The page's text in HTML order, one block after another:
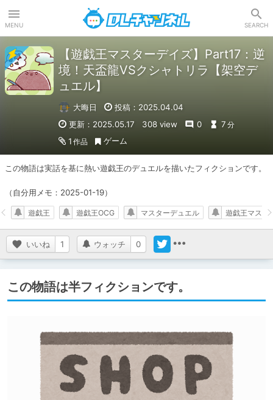
MENU SEARCH
【遊戯王マスターデイズ】Part17：逆
境！天盃龍VSクシャトリラ【架空デ
ュエル】
大晦日
投稿：2025.04.04
更新：2025.05.17
308 view 0 7 分
1 作品 ゲーム
この物語は実話を基に熱い遊戯王のデュエルを描いたフィクションです。
（自分用メモ：2025-01-19）
いいね 1 ウォッチ 0
遊戯王 遊戯王OCG マスターデュエル 遊戯王マスタ
この物語は半フィクションです。